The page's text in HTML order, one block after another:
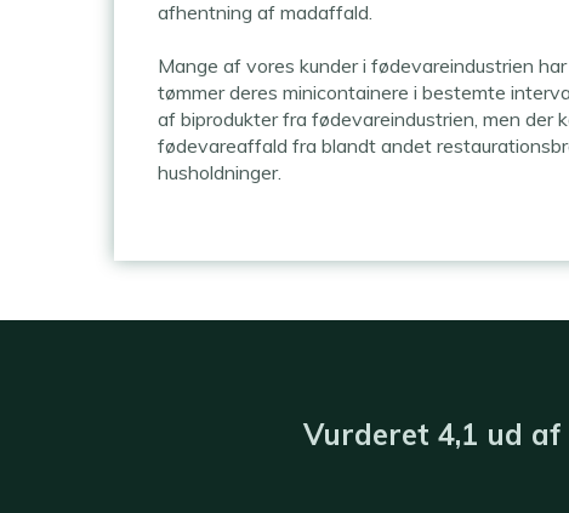
afhentning af madaffald.
Mange af vores kunder i fødevareindustrien
tømmer deres minicontainere i bestemte
af biprodukter fra fødevareindustrien, men der
fødevareaffald fra blandt andet
husholdninger.
Vurderet​ 4,1​ u​d